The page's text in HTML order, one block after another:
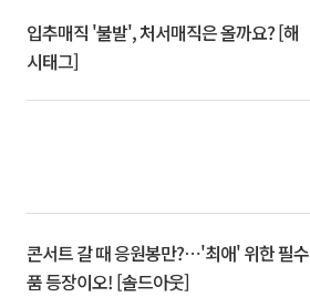
입추매직 '불발', 처서매직은 올까요? [해
시태그]
콘서트 갈 때 응원봉만?⋯'최애' 위한 필수
품 등장이오! [솔드아웃]